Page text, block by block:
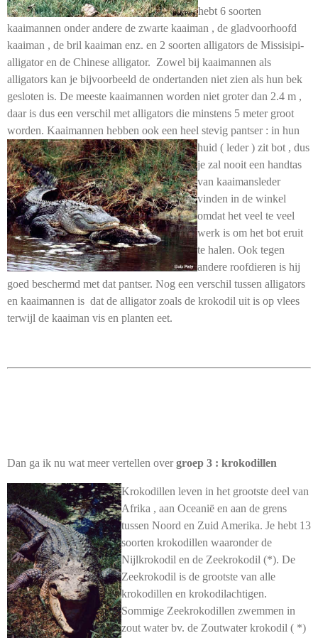
hebt 6 soorten
kaaimannen onder andere de zwarte kaaiman , de gladvoorhoofd
kaaiman , de bril kaaiman enz. en 2 soorten alligators de Missisipi-
alligator en de Chinese alligator. Zowel bij kaaimannen als
alligators kan je bijvoorbeeld de ondertanden niet zien als hun bek
gesloten is. De meeste kaaimannen worden niet groter dan 2.4 m ,
daar is dus een verschil met alligators die minstens 5 meter groot
worden. Kaaimannen hebben ook een heel stevig pantser : in hun
huid ( leder ) zit bot , dus
je zal nooit een handtas
van kaaimansleder
vinden in de winkel
omdat het veel te veel
werk is om het bot eruit
te halen. Ook tegen
andere roofdieren is hij
goed beschermd met dat pantser. Nog een verschil tussen alligators
en kaaimannen is dat de alligator zoals de krokodil uit is op vlees
terwijl de kaaiman vis en planten eet.
Dan ga ik nu wat meer vertellen overgroep 3 : krokodillen
Krokodillen leven in het grootste deel van
Afrika , aan Oceanië en aan de grens
tussen Noord en Zuid Amerika. Je hebt 13
soorten krokodillen waaronder de
Nijlkrokodil en de Zeekrokodil (*). De
Zeekrokodil is de grootste van alle
krokodillen en krokodilachtigen.
Sommige Zeekrokodillen zwemmen in
zout water bv. de Zoutwater krokodil ( *)